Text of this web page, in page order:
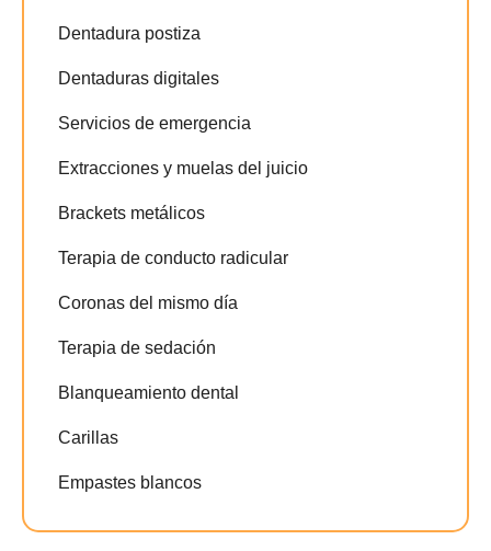
Dentadura postiza
Dentaduras digitales
Servicios de emergencia
Extracciones y muelas del juicio
Brackets metálicos
Terapia de conducto radicular
Coronas del mismo día
Terapia de sedación
Blanqueamiento dental
Carillas
Empastes blancos